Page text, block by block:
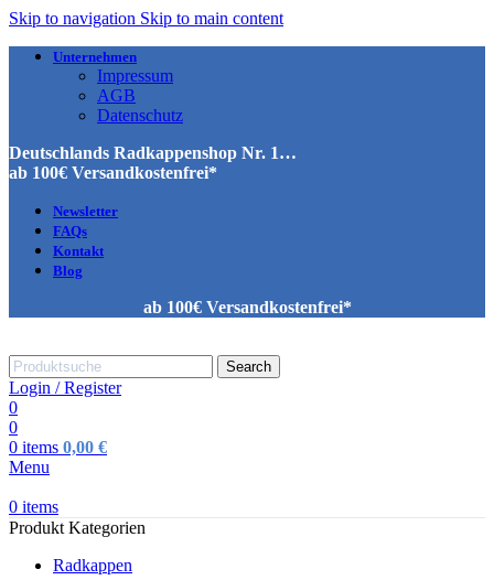
Skip to navigation Skip to main content
Unternehmen
Impressum
AGB
Datenschutz
Deutschlands Radkappenshop Nr. 1…
ab 100€ Versandkostenfrei*
Newsletter
FAQs
Kontakt
Blog
ab 100€ Versandkostenfrei*
Search
Login / Register
0
0
0 items 0,00 €
Menu
0 items
Produkt Kategorien
Radkappen